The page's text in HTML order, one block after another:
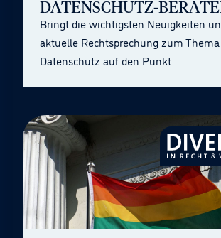
DATENSCHUTZ-
Bringt die wichtigsten Neuigkeiten
aktuelle Rechtsprechung zum Thema
Datenschutz auf den Punkt